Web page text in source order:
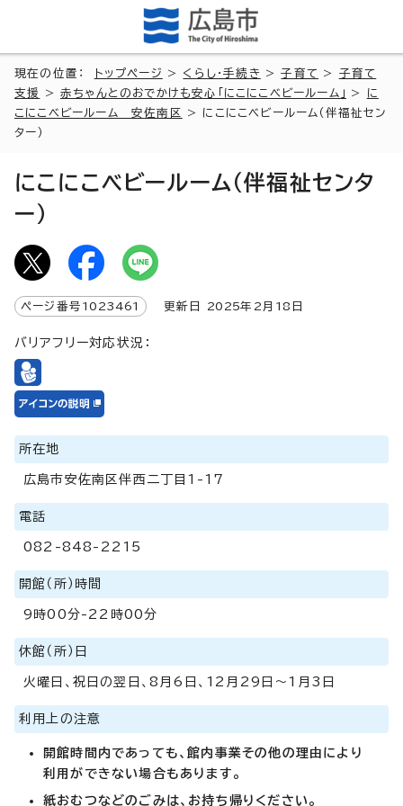
現在の位置： トップページ > くらし・手続き >子育て > 子育て
支援
>赤ちゃんとのおでかけも安心「にこにこベビールーム」 >
に
こにこベビールーム 安佐南区
> にこにこベビールーム（伴福祉セン
ター）
にこにこベビールーム（伴福祉センタ
ー）
ページ番号 1023461 更新日 2025年2月 18 日
バリアフリー対応状況：
所在地
広島市安佐南区伴西二丁目1-17
電話
082-848-2215
開館（所）時間
9時00分-22時00分
休館（所）日
火曜日、祝日の翌日、8月6日、12月29日～1月3日
利用上の注意
開館時間内であっても、館内事業その他の理由により
利用ができない場合もあります。
紙おむつなどのごみは、お持ち帰りください。